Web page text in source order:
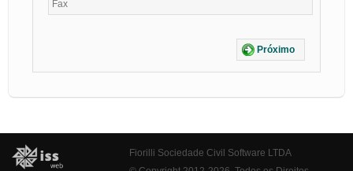
Próximo
Fiorilli Sociedade Civil Software LTDA